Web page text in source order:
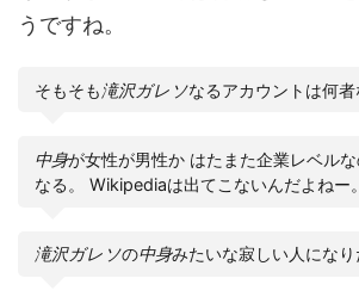
うですね。
そもそも滝沢ガレソなるアカウントは何者
中身が女性が男性か はたまた企業レベル
なる。 Wikipediaは出てこないんだよねー。
滝沢ガレソの中身みたいな寂しい人にな